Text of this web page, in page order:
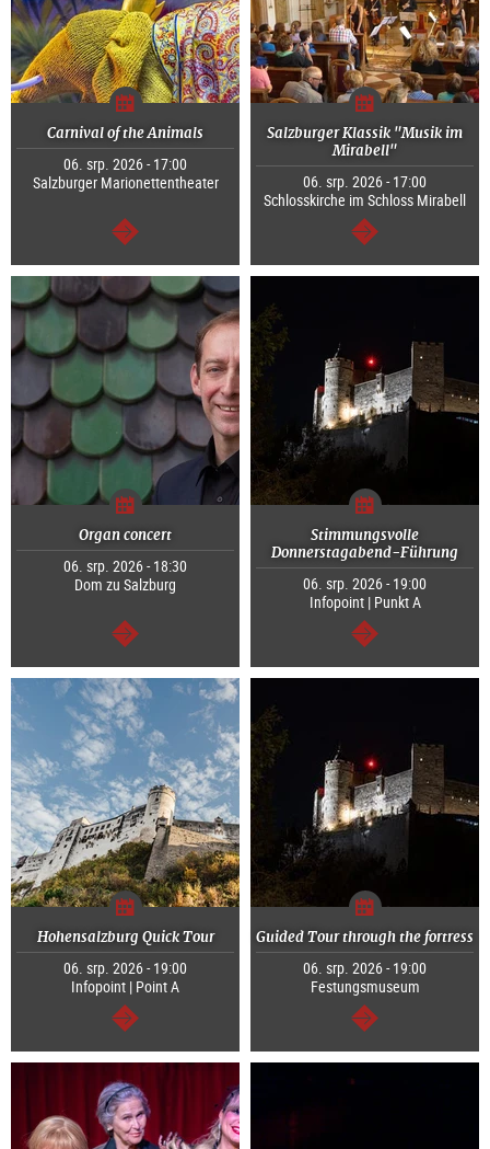
Carnival of the Animals
06. srp. 2026 - 17:00
Salzburger Marionettentheater
continue
Salzburger Klassik "Musik im
Mirabell"
06. srp. 2026 - 17:00
Schlosskirche im Schloss Mirabell
continue
Organ concert
06. srp. 2026 - 18:30
Dom zu Salzburg
continue
Stimmungsvolle
Donnerstagabend-Führung
06. srp. 2026 - 19:00
Infopoint | Punkt A
continue
Hohensalzburg Quick Tour
06. srp. 2026 - 19:00
Infopoint | Point A
continue
Guided Tour through the fortress
06. srp. 2026 - 19:00
Festungsmuseum
continue